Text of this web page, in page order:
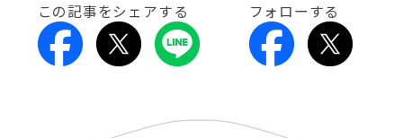
この記事をシェアする フォローする